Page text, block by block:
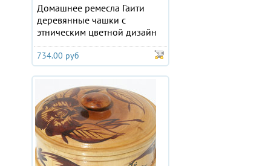
Домашнее ремесла Гаити
деревянные чашки с
этническим цветной дизайн
734.00 руб